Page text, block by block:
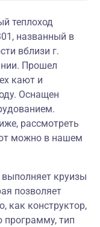
теплоход
названный в
вблизи г.
Прошел
кают и
Оснащен
рассмотреть
можно в нашем
круизы
позволяет
как конструктор,
программу, тип